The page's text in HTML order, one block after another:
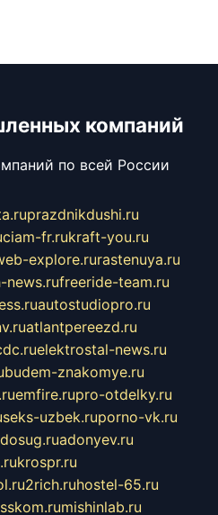
компаний
по всей России
prazdnikdushi.ru
ciam-fr.rukraft-you.ru
explore.rurastenuya.ru
news.rufreeride-team.ru
autostudiopro.ru
atlantpereezd.ru
elektrostal-news.ru
budem-znakomye.ru
emfire.rupro-otdelky.ru
seks-uzbek.ruporno-vk.ru
adonyev.ru
krospr.ru
2rich.ruhostel-65.ru
mishinlab.ru